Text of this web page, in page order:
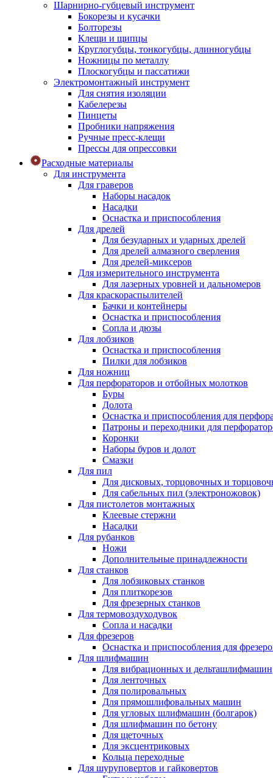
Шарнирно-губцевый инструмент
Бокорезы и кусачки
Болторезы
Клещи и щипцы
Круглогубцы, тонкогубцы, длинногубцы
Ножницы по металлу
Плоскогубцы и пассатижи
Электромонтажный инструмент
Для снятия изоляции
Кабелерезы
Пинцеты
Пробники напряжения
Ручные пресс-клещи
Прессы для опрессовки
Расходные материалы
Для инструмента
Для граверов
Наборы насадок
Насадки
Оснастка и приспособления
Для дрелей
Для безударных и ударных дрелей
Для дрелей алмазного сверления
Для дрелей-миксеров
Для измерительного инструмента
Для лазерных уровней и дальномеров
Для краскораспылителей
Бачки и контейнеры
Оснастка и приспособления
Сопла и дюзы
Для лобзиков
Оснастка и приспособления
Пилки для лобзиков
Для ножниц
Для перфораторов и отбойных молотков
Буры
Долота
Оснастка и приспособления для
Патроны и переходники для
Коронки
Наборы буров и долот
Смазки
Для пил
Для дисковых, торцовочных и
Для сабельных пил (электроножовок)
Для пистолетов монтажных
Клеевые стержни
Насадки
Для рубанков
Ножи
Дополнительные принадлежности
Для станков
Для лобзиковых станков
Для плиткорезов
Для фрезерных станков
Для термовоздуходувок
Сопла и насадки
Для фрезеров
Оснастка и приспособления для
Для шлифмашин
Для вибрационных и дельташлифмашин
Для ленточных
Для полировальных
Для прямошлифовальных машин
Для угловых шлифмашин (болгарок)
Для шлифмашин по бетону
Для щеточных
Для эксцентриковых
Кольца переходные
Для шуруповертов и гайковертов